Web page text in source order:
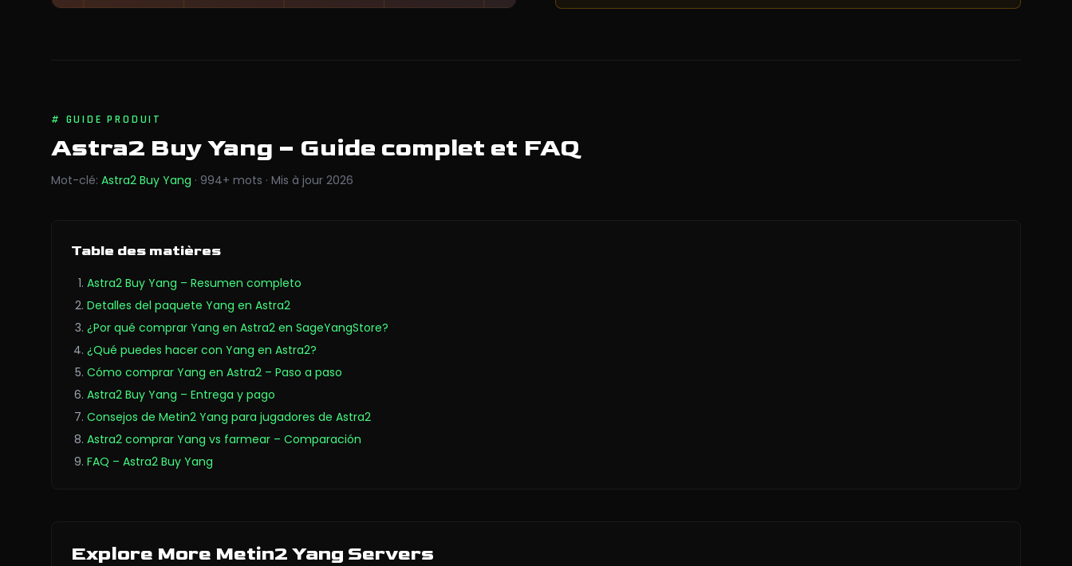
# GUIDE PRODUIT
Astra2 Buy Yang – Guide complet et FAQ
Mot-clé: Astra2 Buy Yang · 994+ mots · Mis à jour 2026
Table des matières
Astra2 Buy Yang – Resumen completo
Detalles del paquete Yang en Astra2
¿Por qué comprar Yang en Astra2 en SageYangStore?
¿Qué puedes hacer con Yang en Astra2?
Cómo comprar Yang en Astra2 – Paso a paso
Astra2 Buy Yang – Entrega y pago
Consejos de Metin2 Yang para jugadores de Astra2
Astra2 comprar Yang vs farmear – Comparación
FAQ – Astra2 Buy Yang
Explore More Metin2 Yang Servers